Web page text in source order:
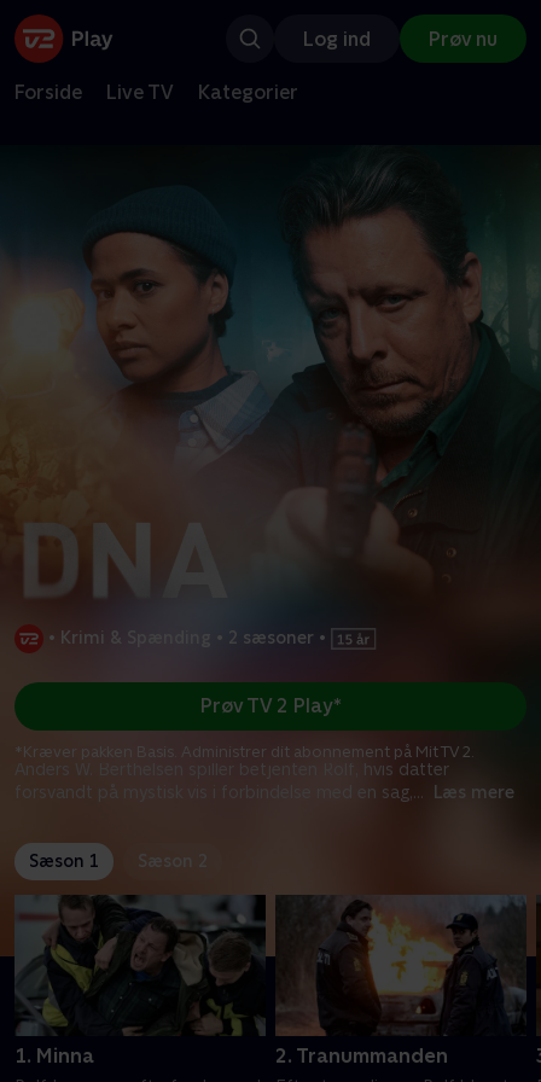
Log ind Prøv nu
Forside Live TV Kategorier
• Krimi & Spænding • 2 sæsoner •
Anders W. Berthelsen spiller betjenten Rolf, hvis datter
forsvandt på mystisk vis i forbindelse med en sag,... Læs mere
Prøv TV 2 Play*
*Kræver pakken Basis. Administrer dit abonnement på Mit TV 2.
Sæson 1 Sæson 2
1. Minna 2. Tranummanden